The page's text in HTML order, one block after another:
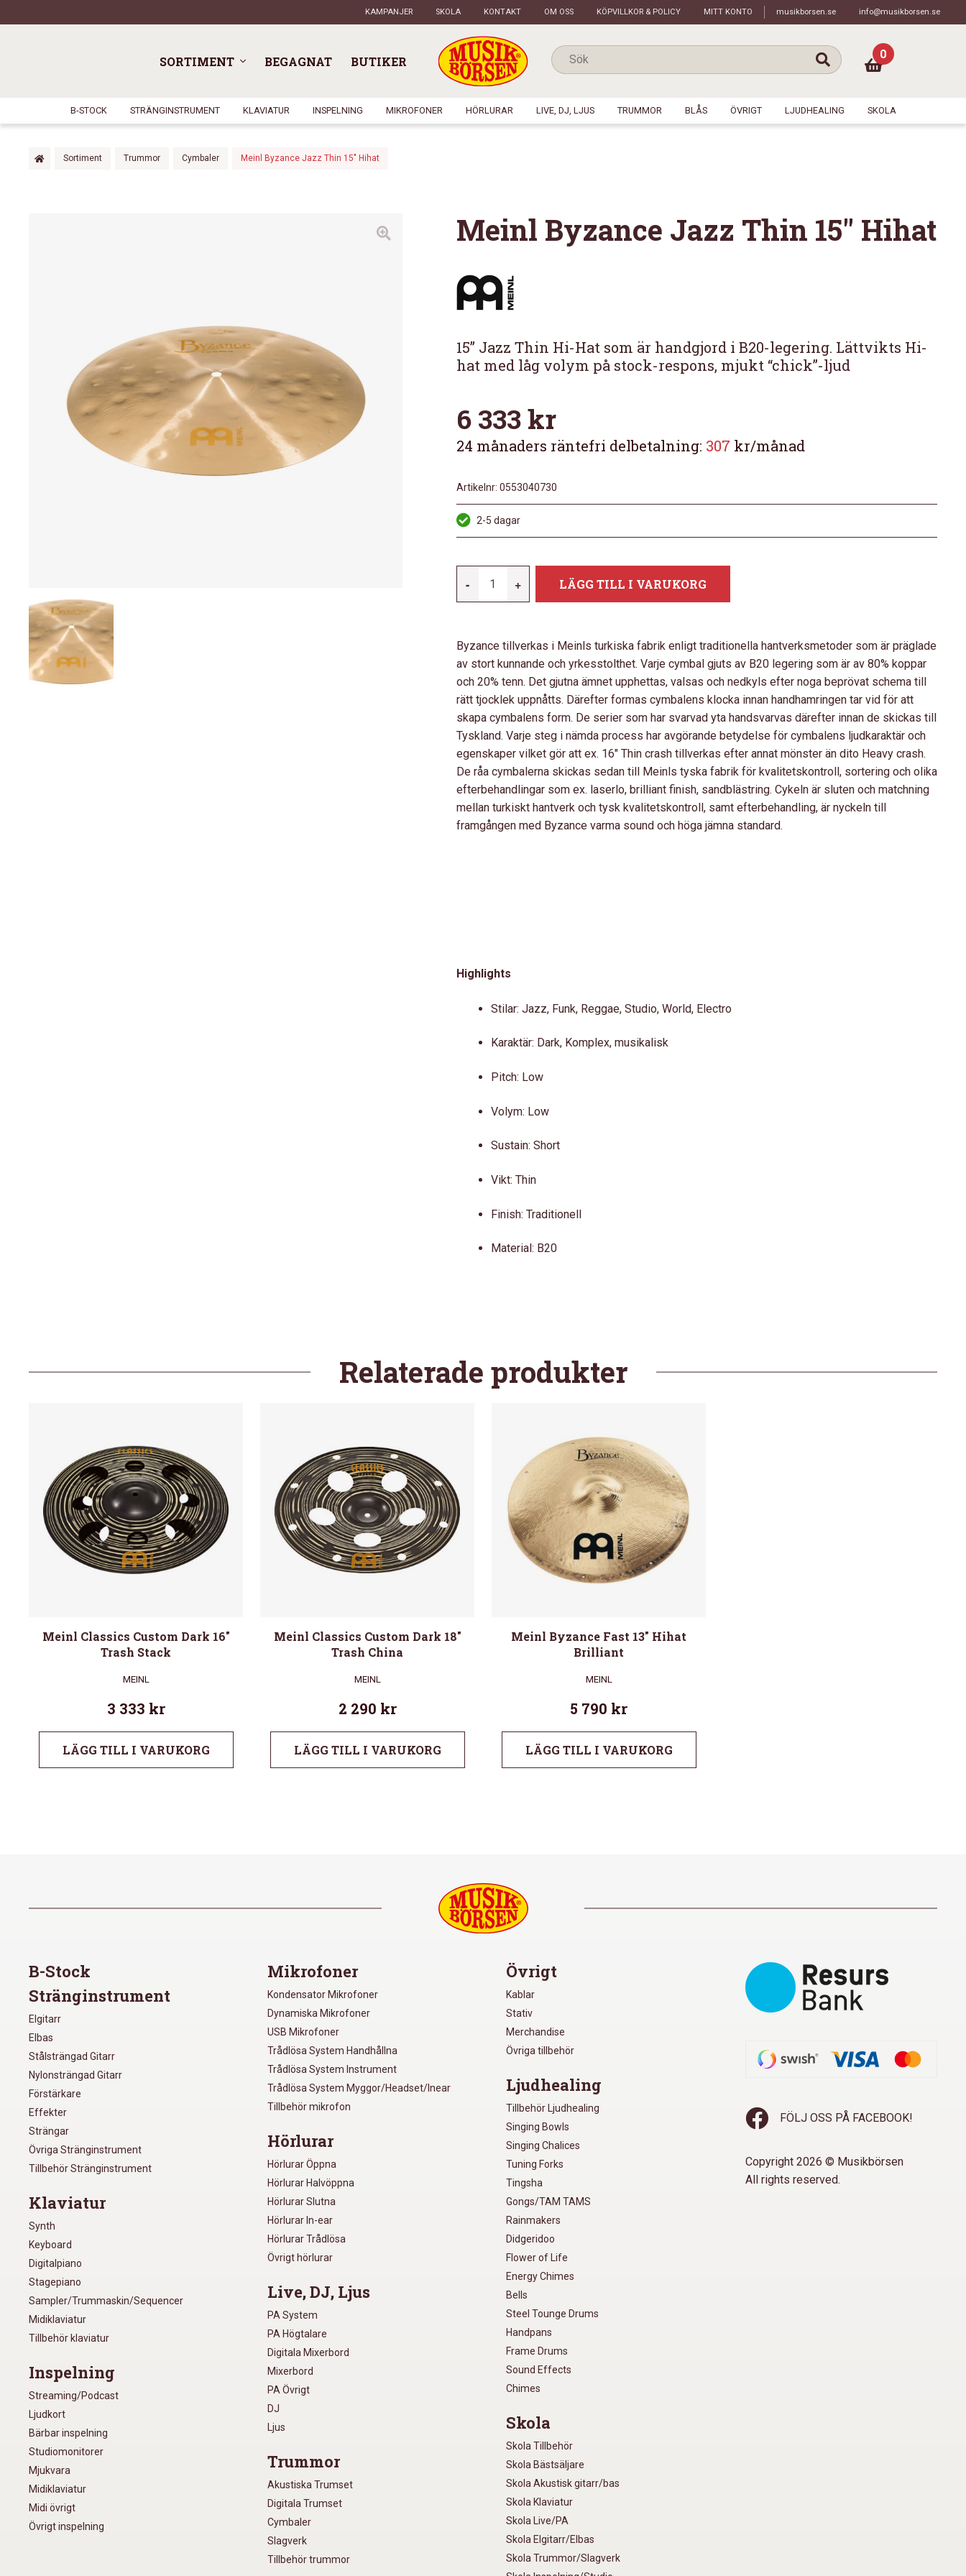
KAMPANJER SKOLA KONTAKT OM OSS KÖPVILLKOR & POLICY MITT KONTO musikborsen.se info@musikborsen.se
SORTIMENT BEGAGNAT BUTIKER 0
B-STOCK STRÄNGINSTRUMENT KLAVIATUR INSPELNING MIKROFONER HÖRLURAR LIVE, DJ, LJUS TRUMMOR BLÅS ÖVRIGT LJUDHEALING SKOLA
Sortiment Trummor Cymbaler Meinl Byzance Jazz Thin 15″ Hihat
Meinl Byzance Jazz Thin 15″ Hihat
15” Jazz Thin Hi-Hat som är handgjord i B20-legering. Lättvikts Hi-
hat med låg volym på stock-respons, mjukt “chick”-ljud
6 333kr
24 månaders räntefri delbetalning: 307 kr/månad
Artikelnr: 0553040730
2-5 dagar
-
BYZANCE
15"
HIHAT
MÄNGD
+ LÄGG TILL I VARUKORG
Byzance tillverkas i Meinls turkiska fabrik enligt traditionella hantverksmetoder som är präglade
av stort kunnande och yrkesstolthet. Varje cymbal gjuts av B20 legering som är av 80% koppar
och 20% tenn. Det gjutna ämnet upphettas, valsas och nedkyls efter noga beprövat schema till
rätt tjocklek uppnåtts. Därefter formas cymbalens klocka innan handhamringen tar vid för att
skapa cymbalens form. De serier som har svarvad yta handsvarvas därefter innan de skickas till
Tyskland. Varje steg i nämda process har avgörande betydelse för cymbalens ljudkaraktär och
egenskaper vilket gör att ex. 16″ Thin crash tillverkas efter annat mönster än dito Heavy crash.
De råa cymbalerna skickas sedan till Meinls tyska fabrik för kvalitetskontroll, sortering och olika
efterbehandlingar som ex. laserlo, brilliant finish, sandblästring. Cykeln är sluten och matchning
mellan turkiskt hantverk och tysk kvalitetskontroll, samt efterbehandling, är nyckeln till
framgången med Byzance varma sound och höga jämna standard.
Highlights
Stilar: Jazz, Funk, Reggae, Studio, World, Electro
Karaktär: Dark, Komplex, musikalisk
Pitch: Low
Volym: Low
Sustain: Short
Vikt: Thin
Finish: Traditionell
Material: B20
Relaterade produkter
Meinl Classics Custom Dark 16″
Trash Stack
MEINL
3 333 kr
LÄGG TILL I VARUKORG
Meinl Classics Custom Dark 18″
Trash China
MEINL
2 290 kr
LÄGG TILL I VARUKORG
Meinl Byzance Fast 13″ Hihat
Brilliant
MEINL
5 790 kr
LÄGG TILL I VARUKORG
B-Stock
Stränginstrument
Elgitarr
Elbas
Stålsträngad Gitarr
Nylonsträngad Gitarr
Förstärkare
Effekter
Strängar
Övriga Stränginstrument
Tillbehör Stränginstrument
Klaviatur
Synth
Keyboard
Digitalpiano
Stagepiano
Sampler/Trummaskin/Sequencer
Midiklaviatur
Tillbehör klaviatur
Inspelning
Streaming/Podcast
Ljudkort
Bärbar inspelning
Studiomonitorer
Mjukvara
Midiklaviatur
Midi övrigt
Övrigt inspelning
Mikrofoner
Kondensator Mikrofoner
Dynamiska Mikrofoner
USB Mikrofoner
Trådlösa System Handhållna
Trådlösa System Instrument
Trådlösa System Myggor/Headset/Inear
Tillbehör mikrofon
Hörlurar
Hörlurar Öppna
Hörlurar Halvöppna
Hörlurar Slutna
Hörlurar In-ear
Hörlurar Trådlösa
Övrigt hörlurar
Live, DJ, Ljus
PA System
PA Högtalare
Digitala Mixerbord
Mixerbord
PA Övrigt
DJ
Ljus
Trummor
Akustiska Trumset
Digitala Trumset
Cymbaler
Slagverk
Tillbehör trummor
Övrigt
Kablar
Stativ
Merchandise
Övriga tillbehör
Ljudhealing
Tillbehör Ljudhealing
Singing Bowls
Singing Chalices
Tuning Forks
Tingsha
Gongs/TAM TAMS
Rainmakers
Didgeridoo
Flower of Life
Energy Chimes
Bells
Steel Tounge Drums
Handpans
Frame Drums
Sound Effects
Chimes
Skola
Skola Tillbehör
Skola Bästsäljare
Skola Akustisk gitarr/bas
Skola Klaviatur
Skola Live/PA
Skola Elgitarr/Elbas
Skola Trummor/Slagverk
FÖLJ OSS PÅ FACEBOOK!
Copyright 2026 © Musikbörsen
All rights reserved.